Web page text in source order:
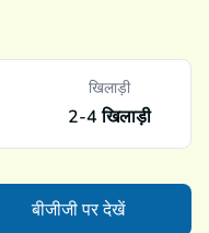
खिलाड़ी
2-4 खिलाड़ी
बीजीजी पर देखें